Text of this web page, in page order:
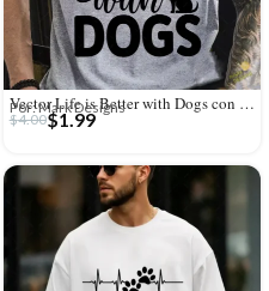
Vector Life is Better with Dogs con Silueta de Perro para Sublimar
Por: Mark Designs
$4.00$1.99